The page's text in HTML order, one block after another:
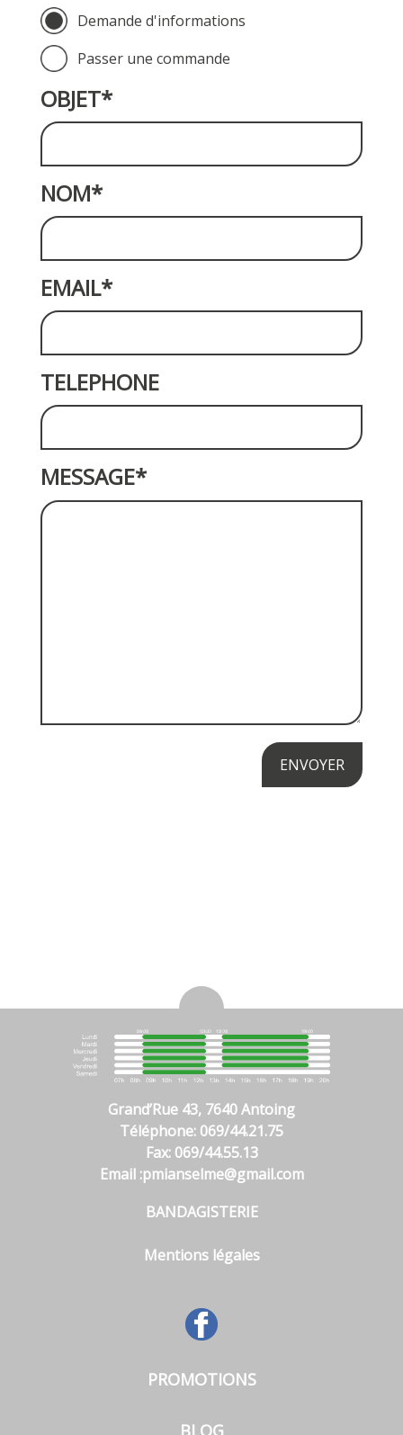
Demande d'informations
Passer une commande
OBJET*
NOM*
EMAIL*
TELEPHONE
MESSAGE*
Grand’Rue 43, 7640 Antoing
Téléphone: 069/44.21.75
Fax: 069/44.55.13
Email :pmianselme@gmail.com
BANDAGISTERIE
Mentions légales
PROMOTIONS
BLOG